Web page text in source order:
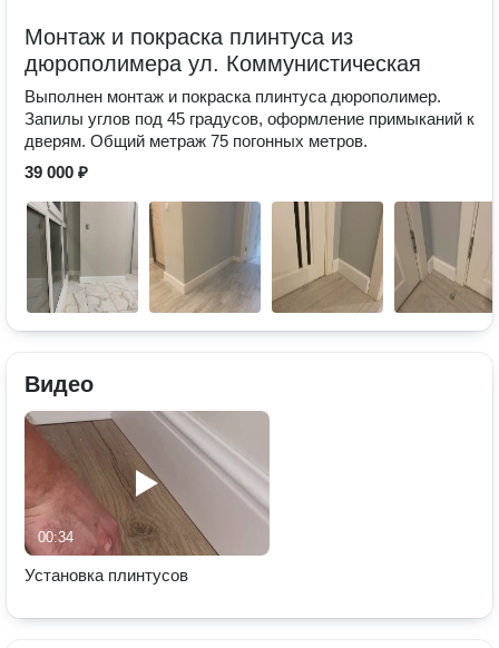
Монтаж и покраска плинтуса из
дюрополимера ул. Коммунистическая
Выполнен монтаж и покраска плинтуса дюрополимер.
Запилы углов под 45 градусов, оформление примыканий к
дверям. Общий метраж 75 погонных метров.
39 000 ₽
Видео
00:34
Установка плинтусов